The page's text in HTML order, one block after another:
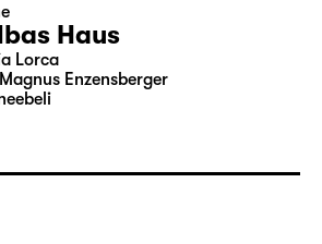
von Orleans
Calis
im Rangfoyer